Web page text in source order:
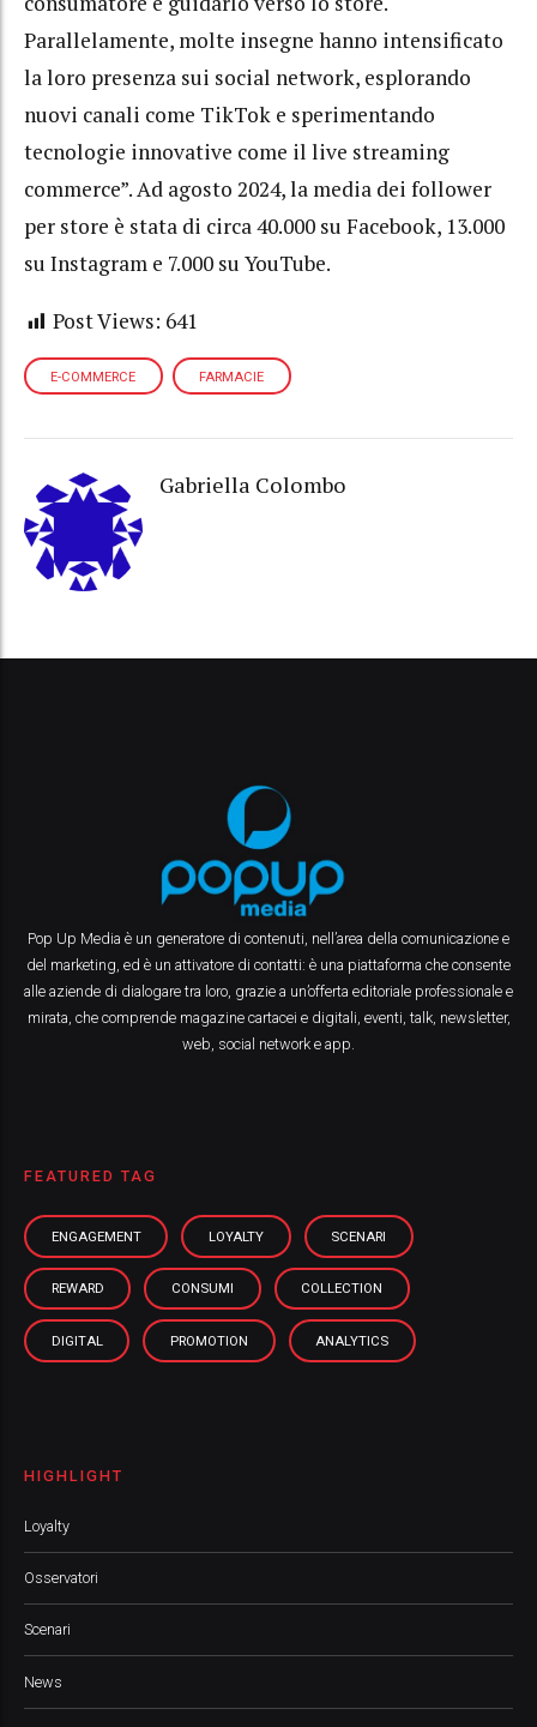
Parallelamente, molte insegne hanno intensificato
la loro presenza sui social network, esplorando
nuovi canali come TikTok e sperimentando
tecnologie innovative come il live streaming
commerce”. Ad agosto 2024, la media dei follower
per store è stata di circa 40.000 su Facebook, 13.000
su Instagram e 7.000 su YouTube.
Post Views: 641
E-COMMERCE FARMACIE
Gabriella Colombo
Pop Up Media è un generatore di contenuti, nell’area della comunicazione e
del marketing, ed è un attivatore di contatti: è una piattaforma che consente
alle aziende di dialogare tra loro, grazie a un’offerta editoriale professionale e
mirata, che comprende magazine cartacei e digitali, eventi, talk, newsletter,
web, social network e app.
FEATURED TAG
ENGAGEMENT LOYALTY SCENARI
REWARD CONSUMI COLLECTION
DIGITAL PROMOTION ANALYTICS
HIGHLIGHT
Loyalty
Osservatori
Scenari
News